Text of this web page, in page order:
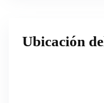
Ubicación